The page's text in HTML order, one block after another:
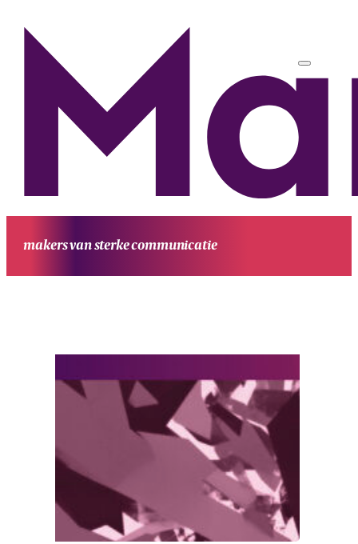
makers van sterke communicatie